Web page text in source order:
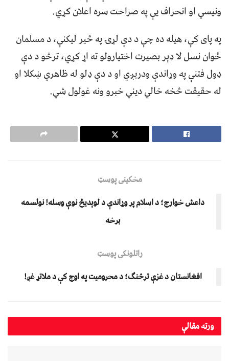
ونیسي او انحراف یې په صراحت سره اعلان کړي.
په پای کې، هیله ده چې د دې لړۍ په څیر لیکنې، د مسلمان
ځوان نسل لا ډېر بصیرت اختیارولو ته اړ کړي، ترڅو د دې
ډول فتنې په وړاندې ودریږي او د دې ډلو له ظاهري ښکلا او
له حقیقت څخه خالي دیني خبرو ونه غولول شي.
مخکینی پوسټ
داعش خوارج؛ د اسلام پر وړاندې د لوېدیځ نوې وسله! نولسمه
برخه
راتلونکی پوسټ
افغانستان د غزې ترڅنګ؛ د محرومیت په اوج کې د ملاتړ غږ!
ورتهمقالې